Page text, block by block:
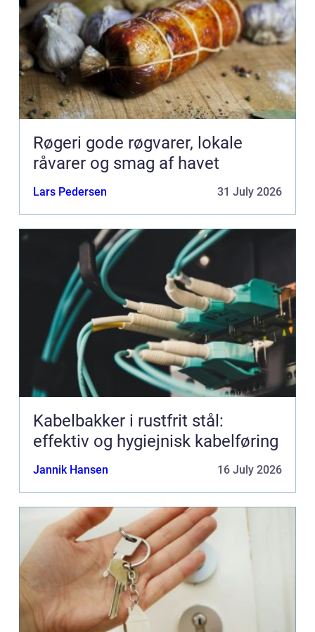
Røgeri gode røgvarer, lokale
råvarer og smag af havet
Lars Pedersen 31 July 2026
Kabelbakker i rustfrit stål:
effektiv og hygiejnisk kabelføring
Jannik Hansen 16 July 2026